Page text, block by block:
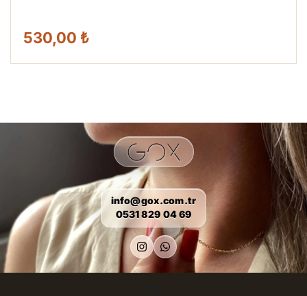
530,00 ₺
info@gox.com.tr
0531 829 04 69